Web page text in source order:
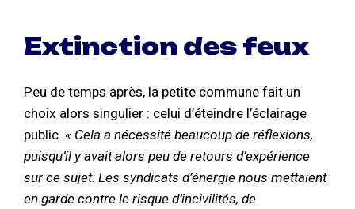
Extinction des feux
Peu de temps après, la petite commune fait un
choix alors singulier : celui d’éteindre l’éclairage
public. « Cela a nécessité beaucoup de réflexions,
puisqu’il y avait alors peu de retours d’expérience
sur ce sujet. Les syndicats d’énergie nous mettaient
en garde contre le risque d’incivilités, de